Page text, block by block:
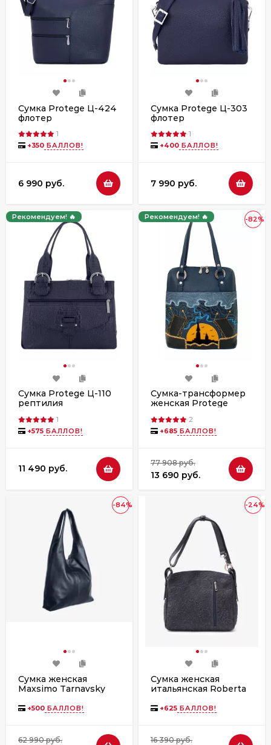
Сумка Protege Ц-424
флотер
1
+350 БАЛЛОВ!
6 990 руб.
Сумка Protege Ц-303
флотер
1
+400 БАЛЛОВ!
7 990 руб.
Рекомендуем! 🔥
Сумка Protege Ц-110
рептилия
1
+575 БАЛЛОВ!
11 490 руб.
-82%
Рекомендуем! 🔥
Сумка-трансформер
женская Protege
синяя
2
+685 БАЛЛОВ!
77 908 руб.
13 690 руб.
-84%
Сумка женская
Maxsimo Tarnavsky
+500 БАЛЛОВ!
62 990 руб.
-24%
Сумка женская
итальянская Roberta
синяя
+625 БАЛЛОВ!
16 390 руб.